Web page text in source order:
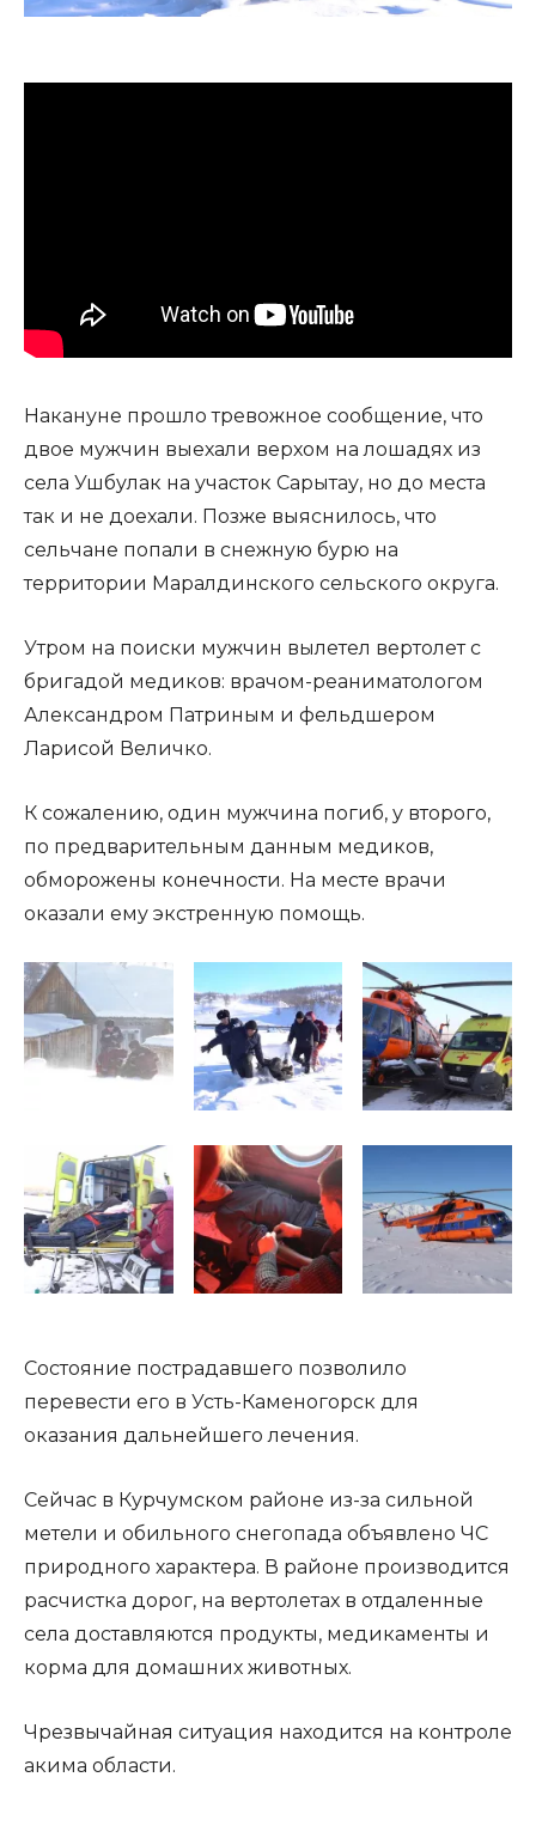
Накануне прошло тревожное сообщение, что
двое мужчин выехали верхом на лошадях из
села Ушбулак на участок Сарытау, но до места
так и не доехали. Позже выяснилось, что
сельчане попали в снежную бурю на
территории Маралдинского сельского округа.
Утром на поиски мужчин вылетел вертолет с
бригадой медиков: врачом-реаниматологом
Александром Патриным и фельдшером
Ларисой Величко.
К сожалению, один мужчина погиб, у второго,
по предварительным данным медиков,
обморожены конечности. На месте врачи
оказали ему экстренную помощь.
Состояние пострадавшего позволило
перевести его в Усть-Каменогорск для
оказания дальнейшего лечения.
Сейчас в Курчумском районе из-за сильной
метели и обильного снегопада объявлено ЧС
природного характера. В районе производится
расчистка дорог, на вертолетах в отдаленные
села доставляются продукты, медикаменты и
корма для домашних животных.
Чрезвычайная ситуация находится на контроле
акима области.